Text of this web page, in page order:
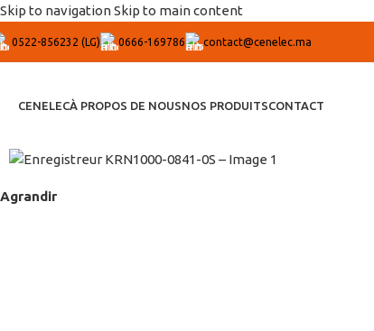
Skip to navigationSkip to main content
0522-856232 (LG) 0666-169786 contact@cenelec.ma
CENELECÀ PROPOS DE NOUSNOS PRODUITSCONTACT
Agrandir